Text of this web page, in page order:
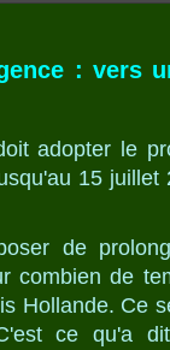
: vers
adopter le
15
de
combien de
Hollande. Ce
ce qu'a